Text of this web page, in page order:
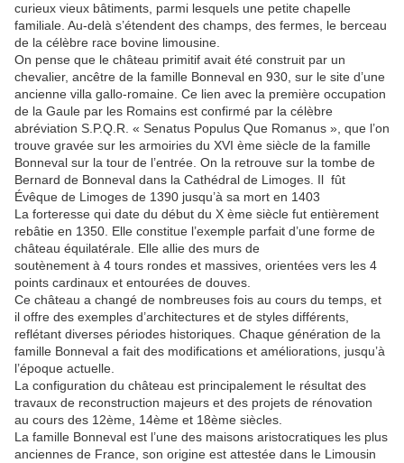
curieux vieux bâtiments, parmi lesquels une petite chapelle
familiale. Au-delà s’étendent des champs, des fermes, le berceau
de la célèbre race bovine limousine.
On pense que le château primitif avait été construit par un
chevalier, ancêtre de la famille Bonneval en 930, sur le site d’une
ancienne villa gallo-romaine. Ce lien avec la première occupation
de la Gaule par les Romains est confirmé par la célèbre
abréviation S.P.Q.R. « Senatus Populus Que Romanus », que l’on
trouve gravée sur les armoiries du XVI ème siècle de la famille
Bonneval sur la tour de l’entrée. On la retrouve sur la tombe de
Bernard de Bonneval dans la Cathédral de Limoges. Il fût
Évêque de Limoges de 1390 jusqu’à sa mort en 1403
La forteresse qui date du début du X ème siècle fut entièrement
rebâtie en 1350. Elle constitue l’exemple parfait d’une forme de
château équilatérale. Elle allie des murs de
soutènement à 4 tours rondes et massives, orientées vers les 4
points cardinaux et entourées de douves.
Ce château a changé de nombreuses fois au cours du temps, et
il offre des exemples d’architectures et de styles différents,
reflétant diverses périodes historiques. Chaque génération de la
famille Bonneval a fait des modifications et améliorations, jusqu’à
l’époque actuelle.
La configuration du château est principalement le résultat des
travaux de reconstruction majeurs et des projets de rénovation
au cours des 12ème, 14ème et 18ème siècles.
La famille Bonneval est l’une des maisons aristocratiques les plus
anciennes de France, son origine est attestée dans le Limousin